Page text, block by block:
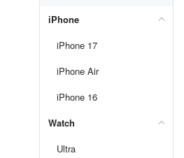
iPhone
iPhone 17
iPhone Air
iPhone 16
Watch
Ultra